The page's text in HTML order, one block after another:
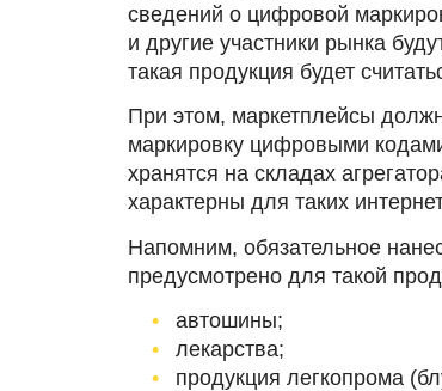
сведений о цифровой
и другие участники рынка
такая продукция будет
При этом, маркетплейсы
маркировку цифровыми
хранятся на складах
характерны для таких
Напомним, обязательное
предусмотрено для такой
автошины;
лекарства;
продукция легкопрома